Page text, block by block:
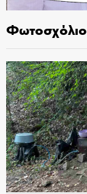
Φωτοσχόλιο